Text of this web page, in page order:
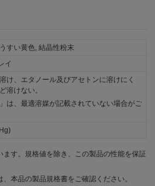
すい黄色, 結晶性粉末
イ
け、エタノール及びアセトンに溶けにく
溶けない。
」は、最適溶媒が記載されていない場合がご
ます。規格値を除き、この製品の性能を保証
本品の製品規格書をご確認ください。